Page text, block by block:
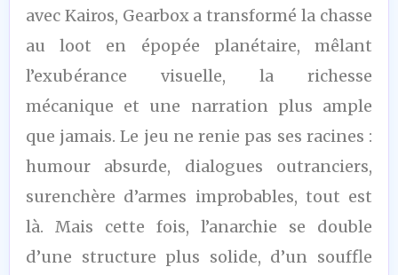
avec Kairos, Gearbox a transformé la chasse
au loot en épopée planétaire, mêlant
l’exubérance visuelle, la richesse
mécanique et une narration plus ample
que jamais. Le jeu ne renie pas ses racines :
humour absurde, dialogues outranciers,
surenchère d’armes improbables, tout est
là. Mais cette fois, l’anarchie se double
d’une structure plus solide, d’un souffle